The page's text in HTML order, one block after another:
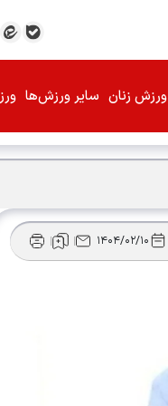
ورزش زنان سایر ورزش‌ها
۱۴۰۴/۰۲/۱۰